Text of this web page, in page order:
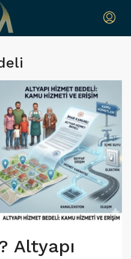
Altyapı